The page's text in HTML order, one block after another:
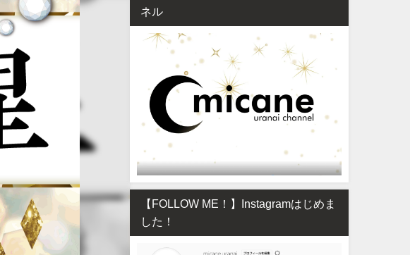
ネル
【FOLLOW ME！】Instagramはじめま
した！